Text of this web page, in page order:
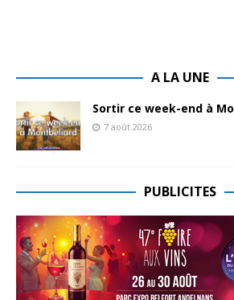
A LA UNE
Sortir ce week-end à
7 août 2026
PUBLICITES